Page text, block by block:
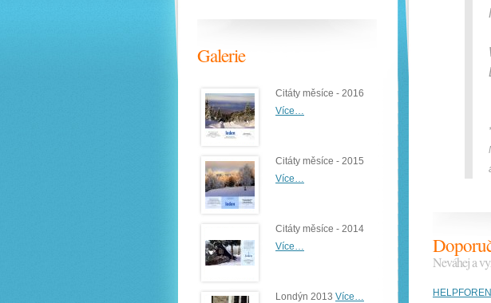
Neváhej a
Galerie
Citáty měsíce - 2016
Více…
Citáty měsíce - 2015
Více…
Citáty měsíce - 2014
Více…
Londýn 2013 Více…